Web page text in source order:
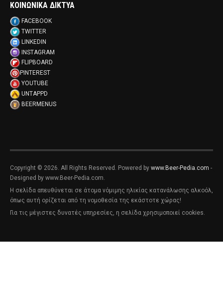
ΚΟΙΝΩΝΙΚΑ ΔΙΚΤΥΑ
FACEBOOK
TWITTER
LINKEDIN
INSTAGRAM
FLIPBOARD
PINTEREST
YOUTUBE
UNTAPPD
BEERMENUS
Copyright © 2026. All Rights Reserved. Powered by www.Beer-Pedia.com -
Designed by www.Beer-Pedia.com.
Η σελίδα απευθύνεται σε άτομα νόμιμης ηλικίας κατανάλωσης αλκοόλ,
όπως αυτή ορίζεται από τη νομοθεσία της εκάστοτε χώρας!
Για τις μέγιστες δυνατές υπηρεσίες, η σελίδα χρησιμοποιεί cookies.